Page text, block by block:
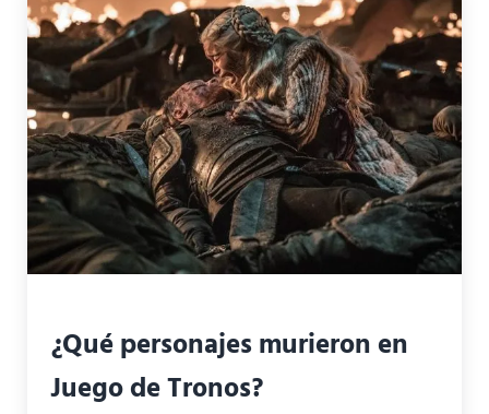
¿Qué personajes murieron en
Juego de Tronos?